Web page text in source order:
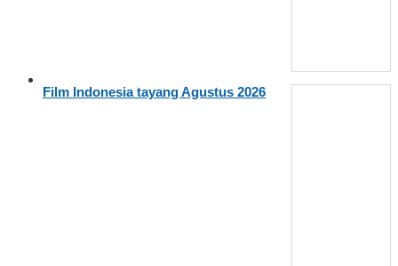
Film Indonesia tayang Agustus 2026